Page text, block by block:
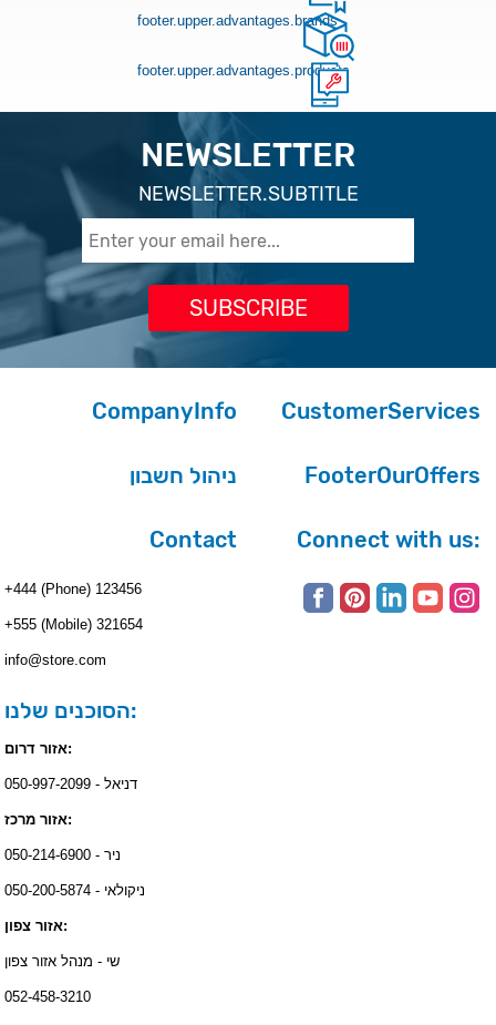
footer.upper.advantages.brands
footer.upper.advantages.products
NEWSLETTER
NEWSLETTER.SUBTITLE
CompanyInfo CustomerServices
ניהול חשבון FooterOurOffers
Contact
+444 (Phone) 123456
+555 (Mobile) 321654
info@store.com
הסוכנים שלנו:
אזור דרום:
דניאל - 050-997-2099
אזור מרכז:
ניר - 050-214-6900
ניקולאי - 050-200-5874
אזור צפון:
שי - מנהל אזור צפון
052-458-3210
Connect with us: